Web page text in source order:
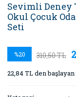
Sevimli Deney
Okul Çocuk
Seti
%20 310,50 TL
22,84 TL den